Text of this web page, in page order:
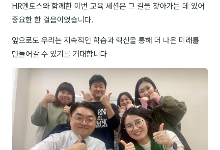
이인우
임아라
전승빈
조은아
HR멘토스와 함께한 이번 교육 세션은 그 길을 찾아가는 데 있어
중요한 한 걸음이었습니다.
앞으로도 우리는 지속적인 학습과 혁신을 통해 더 나은 미래를
만들어갈 수 있기를 기대합니다